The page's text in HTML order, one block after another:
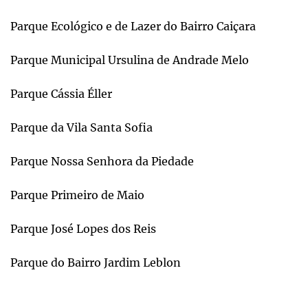
Parque Ecológico e de Lazer do Bairro Caiçara
Parque Municipal Ursulina de Andrade Melo
Parque Cássia Éller
Parque da Vila Santa Sofia
Parque Nossa Senhora da Piedade
Parque Primeiro de Maio
Parque José Lopes dos Reis
Parque do Bairro Jardim Leblon